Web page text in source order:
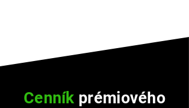
Cenník prémiového